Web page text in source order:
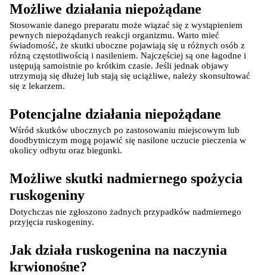
Możliwe działania niepożądane
Stosowanie danego preparatu może wiązać się z wystąpieniem
pewnych niepożądanych reakcji organizmu. Warto mieć
świadomość, że skutki uboczne pojawiają się u różnych osób z
różną częstotliwością i nasileniem. Najczęściej są one łagodne i
ustępują samoistnie po krótkim czasie. Jeśli jednak objawy
utrzymują się dłużej lub stają się uciążliwe, należy skonsultować
się z lekarzem.
Potencjalne działania niepożądane
Wśród skutków ubocznych po zastosowaniu miejscowym lub
doodbytniczym mogą pojawić się nasilone uczucie pieczenia w
okolicy odbytu oraz biegunki.
Możliwe skutki nadmiernego spożycia
ruskogeniny
Dotychczas nie zgłoszono żadnych przypadków nadmiernego
przyjęcia ruskogeniny.
Jak działa ruskogenina na naczynia
krwionośne?